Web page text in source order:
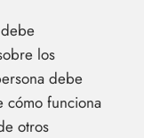
los
debe
cómo funciona
otros